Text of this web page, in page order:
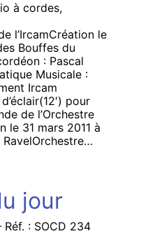
à cordes,
l’IrcamCréation le
Bouffes du
: Pascal
Musicale :
Ircam
pour
de l’Orchestre
le 31 mars 2011 à
jour
: SOCD 234